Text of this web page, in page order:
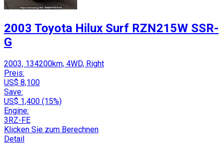
2003 Toyota Hilux Surf RZN215W SSR-
G
2003, 134200km, 4WD, Right
Preis:
US$ 8,100
Save:
US$ 1,400 (15%)
Engine:
3RZ-FE
Klicken Sie zum Berechnen
Detail